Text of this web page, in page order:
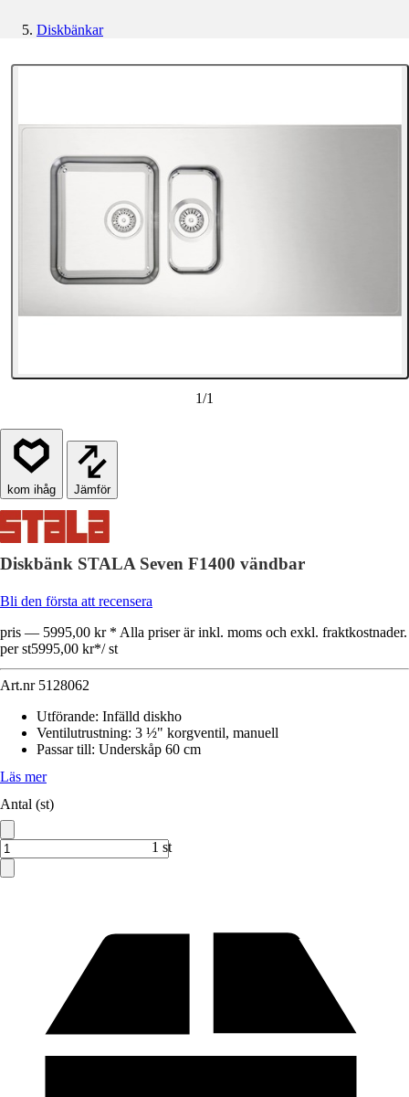
Diskbänkar
1/1
Jämför
Diskbänk STALA Seven F1400 vändbar
Bli den första att recensera
pris — 5995,00 kr * Alla priser är inkl. moms och exkl. fraktkostnader.
per st5995,00 kr*/ st
Art.nr 5128062
Utförande: Infälld diskho
Ventilutrustning: 3 ½" korgventil, manuell
Passar till: Underskåp 60 cm
Läs mer
Antal (st)
1 st